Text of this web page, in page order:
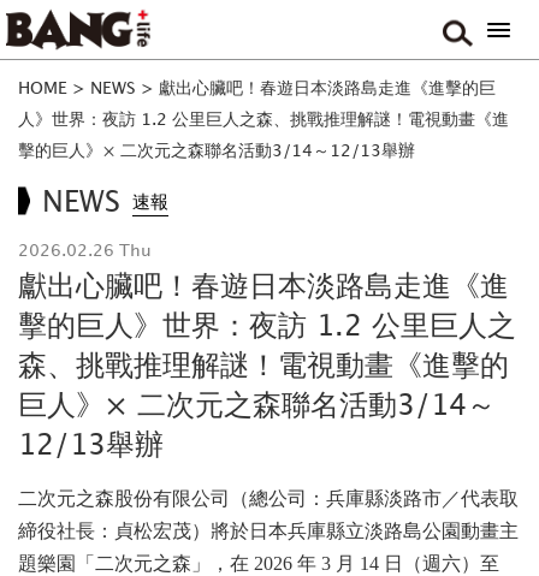
HOME > NEWS > 獻出心臟吧！春遊日本淡路島走進《進擊的巨
人》世界：夜訪 1.2 公里巨人之森、挑戰推理解謎！電視動畫《進
擊的巨人》× 二次元之森聯名活動3/14～12/13舉辦
NEWS 速報
2026.02.26 Thu
獻出心臟吧！春遊日本淡路島走進《進
擊的巨人》世界：夜訪 1.2 公里巨人之
森、挑戰推理解謎！電視動畫《進擊的
巨人》× 二次元之森聯名活動3/14～
12/13舉辦
二次元之森股份有限公司（總公司：兵庫縣淡路市／代表取
締役社長：貞松宏茂）將於日本兵庫縣立淡路島公園動畫主
題樂園「二次元之森」，在 2026 年 3 月 14 日（週六）至